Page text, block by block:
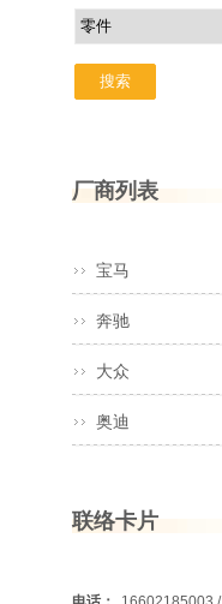
厂商列表
宝马
奔驰
大众
奥迪
联络卡片